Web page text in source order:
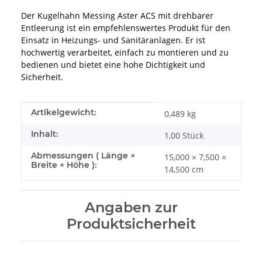
Der Kugelhahn Messing Aster ACS mit drehbarer
Entleerung ist ein empfehlenswertes Produkt für den
Einsatz in Heizungs- und Sanitäranlagen. Er ist
hochwertig verarbeitet, einfach zu montieren und zu
bedienen und bietet eine hohe Dichtigkeit und
Sicherheit.
Produkteigenschaft
Wert
Artikelgewicht: 0,489 kg
Inhalt: 1,00 Stück
Abmessungen ( Länge ×
Breite × Höhe ):
15,000 × 7,500 ×
14,500 cm
Angaben zur
Produktsicherheit